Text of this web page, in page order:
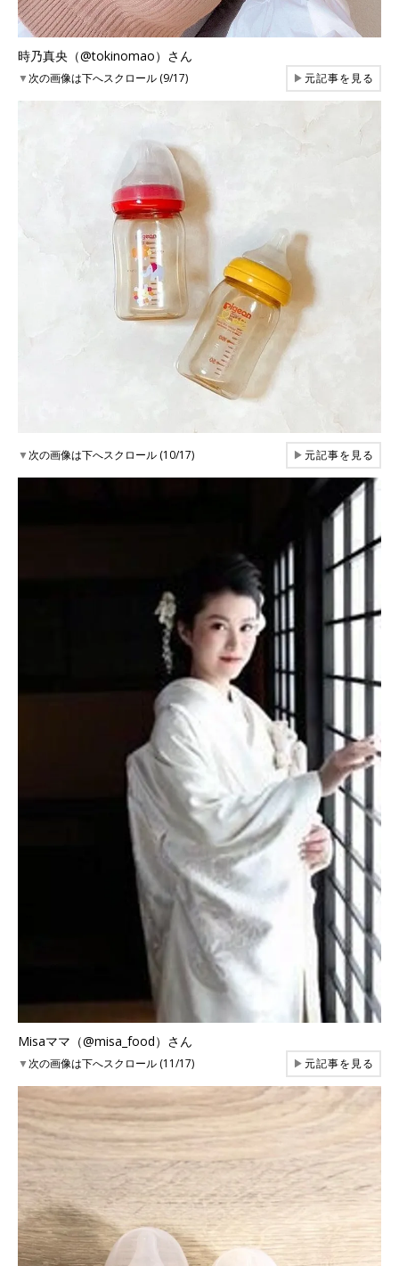
時乃真央（@tokinomao）さん
▼次の画像は下へスクロール (9/17) ▶元記事を見る
▼次の画像は下へスクロール (10/17) ▶元記事を見る
Misaママ（@misa_food）さん
▼次の画像は下へスクロール (11/17) ▶元記事を見る